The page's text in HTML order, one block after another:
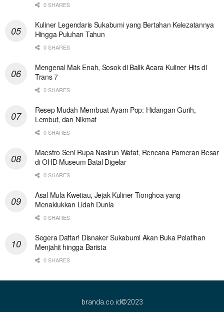
0 SHARES
Kuliner Legendaris Sukabumi yang Bertahan Kelezatannya
Hingga Puluhan Tahun
0 SHARES
Mengenal Mak Enah, Sosok di Balik Acara Kuliner Hits di
Trans 7
0 SHARES
Resep Mudah Membuat Ayam Pop: Hidangan Gurih,
Lembut, dan Nikmat
0 SHARES
Maestro Seni Rupa Nasirun Wafat, Rencana Pameran Besar
di OHD Museum Batal Digelar
0 SHARES
Asal Mula Kwetiau, Jejak Kuliner Tionghoa yang
Menaklukkan Lidah Dunia
0 SHARES
Segera Daftar! Disnaker Sukabumi Akan Buka Pelatihan
Menjahit hingga Barista
0 SHARES
branda.co.id©2023